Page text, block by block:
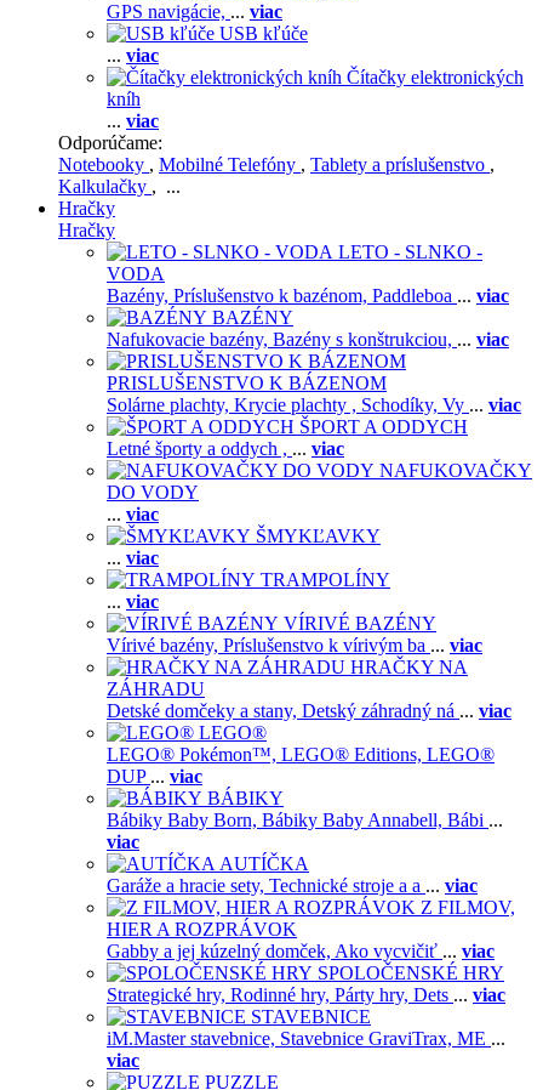
GPS navigácie, ... viac
USB kľúče
... viac
Čítačky elektronických
kníh
... viac
Odporúčame:
Notebooky , Mobilné Telefóny , Tablety a príslušenstvo ,
Kalkulačky , ...
Hračky
Hračky
LETO - SLNKO -
VODA
Bazény, Príslušenstvo k bazénom, Paddleboa ... viac
BAZÉNY
Nafukovacie bazény, Bazény s konštrukciou, ... viac
PRISLUŠENSTVO K BÁZENOM
Solárne plachty, Krycie plachty , Schodíky, Vy ... viac
ŠPORT A ODDYCH
Letné športy a oddych , ... viac
NAFUKOVAČKY
DO VODY
... viac
ŠMYKĽAVKY
... viac
TRAMPOLÍNY
... viac
VÍRIVÉ BAZÉNY
Vírivé bazény, Príslušenstvo k vírivým ba ... viac
HRAČKY NA
ZÁHRADU
Detské domčeky a stany, Detský záhradný ná ... viac
LEGO®
LEGO® Pokémon™, LEGO® Editions, LEGO®
DUP ... viac
BÁBIKY
Bábiky Baby Born, Bábiky Baby Annabell, Bábi ...
viac
AUTÍČKA
Garáže a hracie sety, Technické stroje a a ... viac
Z FILMOV,
HIER A ROZPRÁVOK
Gabby a jej kúzelný domček, Ako vycvičiť ... viac
SPOLOČENSKÉ HRY
Strategické hry, Rodinné hry, Párty hry, Dets ... viac
STAVEBNICE
iM.Master stavebnice, Stavebnice GraviTrax, ME ...
viac
PUZZLE